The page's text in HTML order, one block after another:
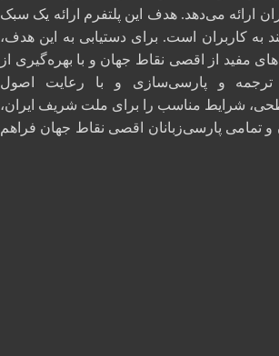
ارائه می‌دهد. هدف این پلتفرم ارائه یک سبک
به کاربران است. برای دستیابی به این هدف،
مفید از اقصی نقاط جهان و با بهره‌گیری از
ترجمه و پارسی‌سازی و با رعایت اصول
شرایط مناسب را برای ملت شریف ایران،
و تمامی پارسی‌زبانان اقصی نقاط جهان فراهم